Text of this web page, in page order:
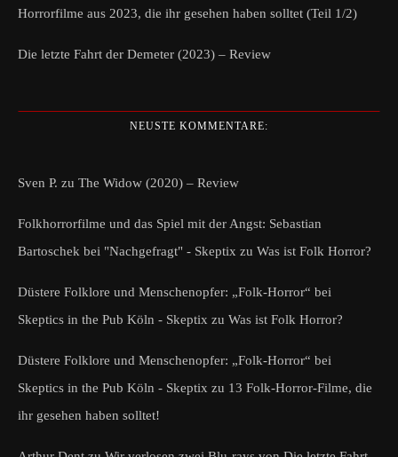
Horrorfilme aus 2023, die ihr gesehen haben solltet (Teil 1/2)
Die letzte Fahrt der Demeter (2023) – Review
NEUSTE KOMMENTARE:
Sven P. zu The Widow (2020) – Review
Folkhorrorfilme und das Spiel mit der Angst: Sebastian
Bartoschek bei "Nachgefragt" - Skeptix zu Was ist Folk Horror?
Düstere Folklore und Menschenopfer: „Folk-Horror“ bei
Skeptics in the Pub Köln - Skeptix zu Was ist Folk Horror?
Düstere Folklore und Menschenopfer: „Folk-Horror“ bei
Skeptics in the Pub Köln - Skeptix zu 13 Folk-Horror-Filme, die
ihr gesehen haben solltet!